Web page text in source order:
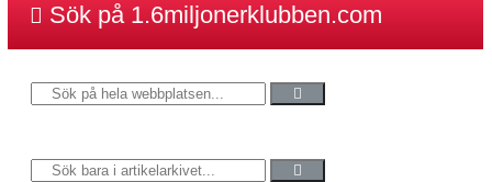
Sök på 1.6miljonerklubben.com